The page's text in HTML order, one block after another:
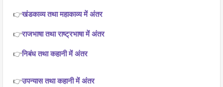
👉खंडकाव्य तथा महाकाव्य में अंतर
👉राजभाषा तथा राष्ट्रभाषा में अंतर
👉निबंध तथा कहानी में अंतर
👉उपन्यास तथा कहानी में अंतर